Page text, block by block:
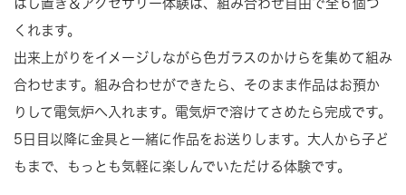
はし置き＆アクセサリー体験は、組み合わせ自由で全６個つ
くれます。
出来上がりをイメージしながら色ガラスのかけらを集めて組み
合わせます。組み合わせができたら、そのまま作品はお預か
りして電気炉へ入れます。電気炉で溶けてさめたら完成です。
5日目以降に金具と一緒に作品をお送りします。大人から子ど
もまで、もっとも気軽に楽しんでいただける体験です。